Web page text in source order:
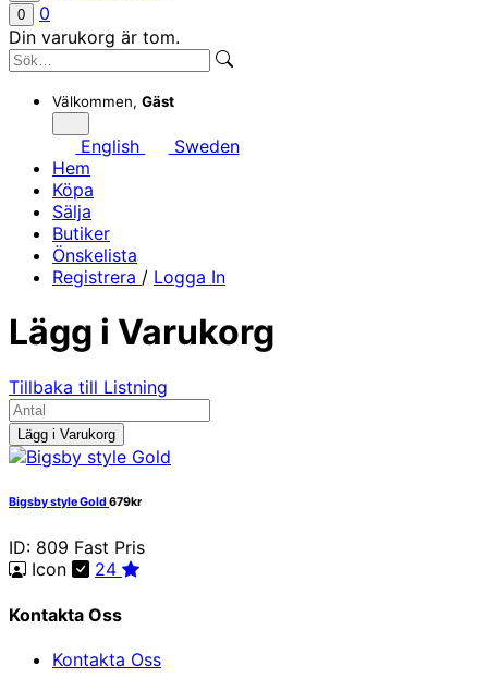
0
0
Din varukorg är tom.
Välkommen, Gäst
English
Sweden
Hem
Köpa
Sälja
Butiker
Önskelista
Registrera / Logga In
Lägg i Varukorg
Tillbaka till Listning
Lägg i Varukorg
Bigsby style Gold 679kr
ID: 809 Fast Pris
Icon
24
Kontakta Oss
Kontakta Oss